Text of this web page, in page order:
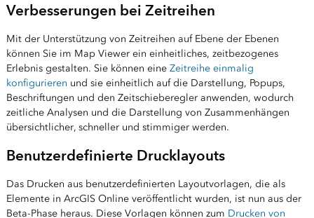
Verbesserungen bei Zeitreihen
Mit der Unterstützung von Zeitreihen auf Ebene der Ebenen
können Sie im Map Viewer ein einheitliches, zeitbezogenes
Erlebnis gestalten. Sie können eine Zeitreihe einmalig
konfigurieren und sie einheitlich auf die Darstellung, Popups,
Beschriftungen und den Zeitschieberegler anwenden, wodurch
zeitliche Analysen und die Darstellung von Zusammenhängen
übersichtlicher, schneller und stimmiger werden.
Benutzerdefinierte Drucklayouts
Das Drucken aus benutzerdefinierten Layoutvorlagen, die als
Elemente in ArcGIS Online veröffentlicht wurden, ist nun aus der
Beta-Phase heraus. Diese Vorlagen können zum Drucken von